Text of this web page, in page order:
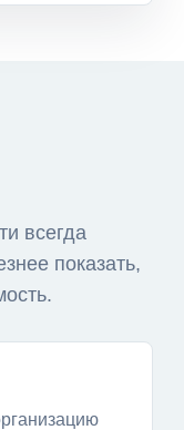
всегда
показать,